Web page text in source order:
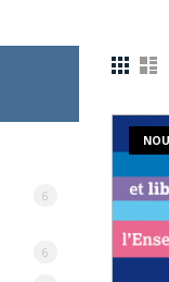
6article
6article